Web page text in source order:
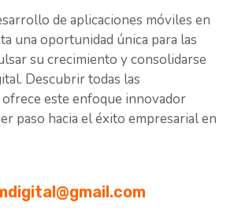
de aplicaciones móviles en
una oportunidad única para las
su crecimiento y consolidarse
Descubrir todas las
este enfoque innovador
paso hacia el éxito empresarial en